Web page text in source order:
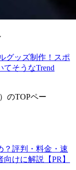
グッズ制作！スポ
そうなTrend
？評判・料金・速
けに解説【PR】